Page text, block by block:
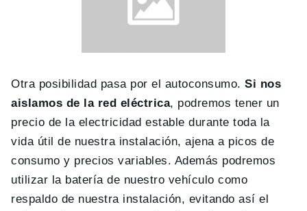
Otra posibilidad pasa por el autoconsumo.Si nos
aislamos de la red eléctrica, podremos tener un
precio de la electricidad estable durante toda la
vida útil de nuestra instalación, ajena a picos de
consumo y precios variables. Además podremos
utilizar la batería de nuestro vehículo como
respaldo de nuestra instalación, evitando así el